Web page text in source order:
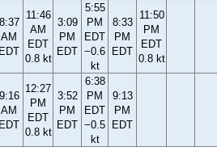
8:37
AM
EDT
11:46
AM
EDT
0.8 kt
3:09
PM
EDT
5:55
PM
EDT
−0.6
kt
8:33
PM
EDT
11:50
PM
EDT
0.8 kt
9:16
AM
EDT
12:27
PM
EDT
0.8 kt
3:52
PM
EDT
6:38
PM
EDT
−0.5
kt
9:13
PM
EDT